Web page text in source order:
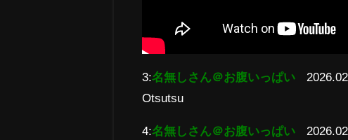
3:名無しさん＠お腹いっぱい
Otsutsu
4:名無しさん＠お腹いっぱい